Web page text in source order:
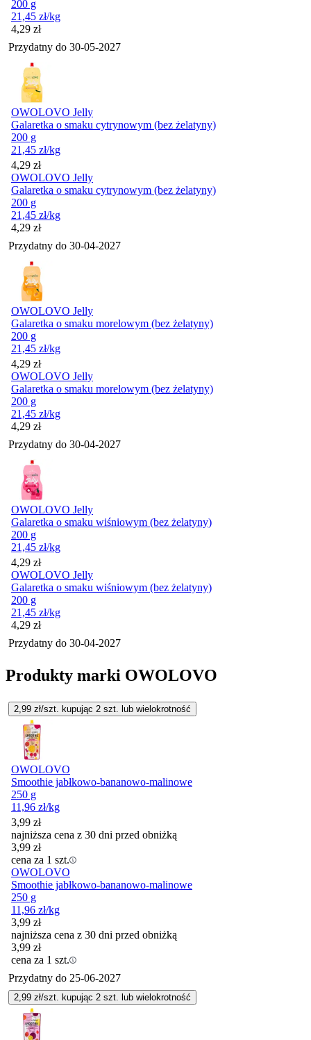
200 g
21,45 zł/kg
Cena
4,29 zł
Przydatny do 30-05-2027
OWOLOVO Jelly
Galaretka o smaku cytrynowym (bez żelatyny)
200 g
21,45 zł/kg
Cena
4,29 zł
OWOLOVO Jelly
Galaretka o smaku cytrynowym (bez żelatyny)
200 g
21,45 zł/kg
Cena
4,29 zł
Przydatny do 30-04-2027
OWOLOVO Jelly
Galaretka o smaku morelowym (bez żelatyny)
200 g
21,45 zł/kg
Cena
4,29 zł
OWOLOVO Jelly
Galaretka o smaku morelowym (bez żelatyny)
200 g
21,45 zł/kg
Cena
4,29 zł
Przydatny do 30-04-2027
OWOLOVO Jelly
Galaretka o smaku wiśniowym (bez żelatyny)
200 g
21,45 zł/kg
Cena
4,29 zł
OWOLOVO Jelly
Galaretka o smaku wiśniowym (bez żelatyny)
200 g
21,45 zł/kg
Cena
4,29 zł
Przydatny do 30-04-2027
Produkty marki OWOLOVO
2,99 zł/szt. kupując 2 szt. lub wielokrotność
OWOLOVO
Smoothie jabłkowo-bananowo-malinowe
250 g
11,96 zł/kg
3,99 zł
najniższa cena z 30 dni przed obniżką
3,99 zł
cena za 1 szt.
OWOLOVO
Smoothie jabłkowo-bananowo-malinowe
250 g
11,96 zł/kg
3,99 zł
najniższa cena z 30 dni przed obniżką
3,99 zł
cena za 1 szt.
Przydatny do 25-06-2027
2,99 zł/szt. kupując 2 szt. lub wielokrotność